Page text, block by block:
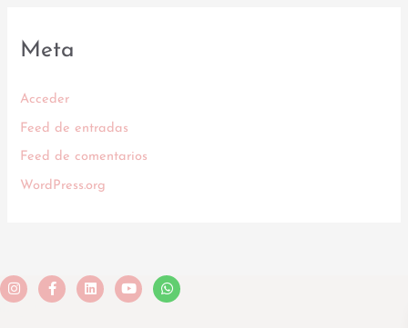
Meta
Acceder
Feed de entradas
Feed de comentarios
WordPress.org
InstagramFacebook-
f
LinkedinYoutubeWhatsapp